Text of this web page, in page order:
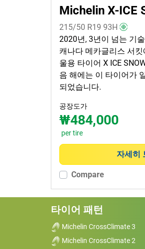
차종
모든 유형 (1)
승용 (1)
SUV (0)
소형 화물차 van (0)
EV (0)
런플랫 (0)
Michelin X-ICE
215/50 R19 93H
2020년, 3년이 넘는 기
캐나다 메카글리스 서
울용 타이어 X ICE
음 해에는 이 타이어가
되었습니다.
공장도가
₩484,000
per tire
자세히
Compare
타이어 패턴
Michelin CrossClimate 3
Michelin CrossClimate 2